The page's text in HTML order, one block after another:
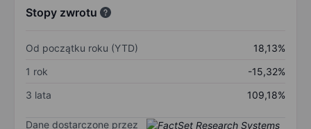
Stopy zwrotu
Od początku roku (YTD)
18,13%
1 rok
-15,32%
3 lata
109,18%
Dane dostarczone przez